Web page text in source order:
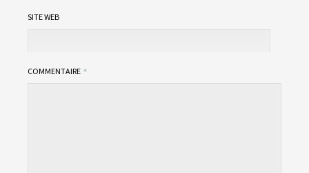
SITE WEB
COMMENTAIRE